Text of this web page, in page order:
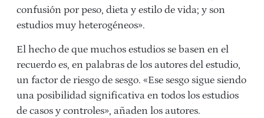
confusión por peso, dieta y estilo de vida; y son
estudios muy heterogéneos».
El hecho de que muchos estudios se basen en el
recuerdo es, en palabras de los autores del estudio,
un factor de riesgo de sesgo. «Ese sesgo sigue siendo
una posibilidad significativa en todos los estudios
de casos y controles», añaden los autores.